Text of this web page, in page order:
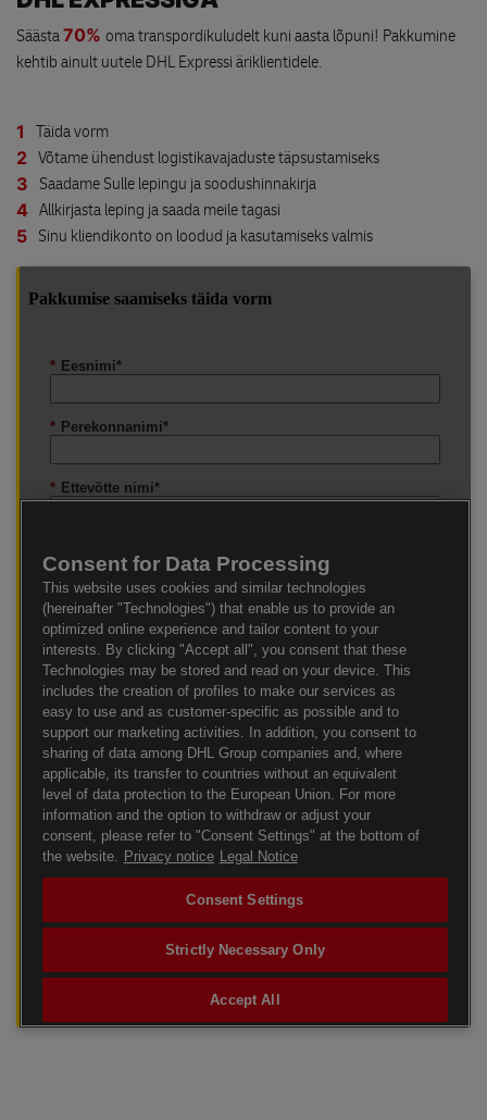
Säästa70% oma transpordikuludelt kuni aasta lõpuni! Pakkumine
kehtib ainult uutele DHL Expressi äriklientidele.
Täida vorm
1
Võtame ühendust logistikavajaduste täpsustamiseks
2
Saadame Sulle lepingu ja soodushinnakirja
3
Allkirjasta leping ja saada meile tagasi
4
Sinu kliendikonto on loodud ja kasutamiseks valmis
5